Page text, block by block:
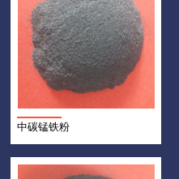
中碳锰铁粉